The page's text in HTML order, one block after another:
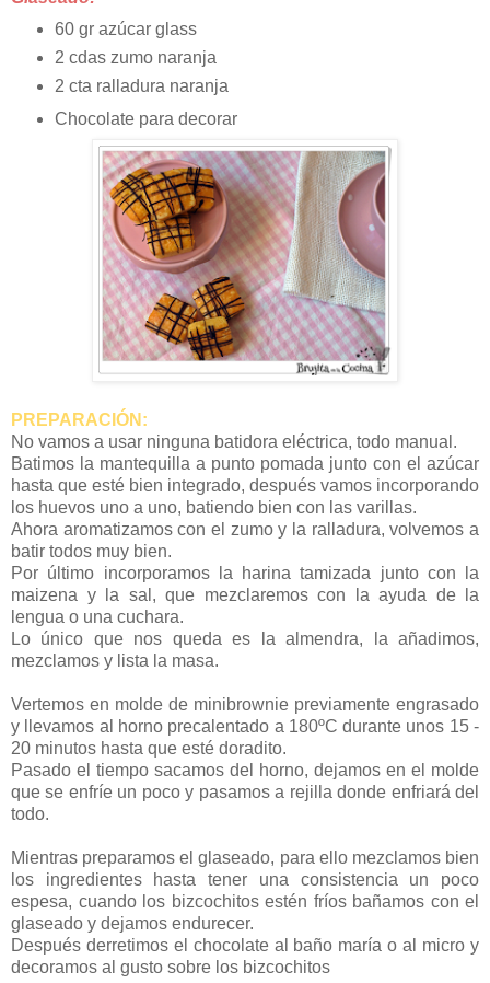
60 gr azúcar glass
2 cdas zumo naranja
2 cta ralladura naranja
Chocolate para decorar
PREPARACIÓN:
No vamos a usar ninguna batidora eléctrica, todo manual.
Batimos la mantequilla a punto pomada junto con el azúcar
hasta que esté bien integrado, después vamos incorporando
los huevos uno a uno, batiendo bien con las varillas.
Ahora aromatizamos con el zumo y la ralladura, volvemos a
batir todos muy bien.
Por último incorporamos la harina tamizada junto con la
maizena y la sal, que mezclaremos con la ayuda de la
lengua o una cuchara.
Lo único que nos queda es la almendra, la añadimos,
mezclamos y lista la masa.
Vertemos en molde de minibrownie previamente engrasado
y llevamos al horno precalentado a 180ºC durante unos 15 -
20 minutos hasta que esté doradito.
Pasado el tiempo sacamos del horno, dejamos en el molde
que se enfríe un poco y pasamos a rejilla donde enfriará del
todo.
Mientras preparamos el glaseado, para ello mezclamos bien
los ingredientes hasta tener una consistencia un poco
espesa, cuando los bizcochitos estén fríos bañamos con el
glaseado y dejamos endurecer.
Después derretimos el chocolate al baño maría o al micro y
decoramos al gusto sobre los bizcochitos